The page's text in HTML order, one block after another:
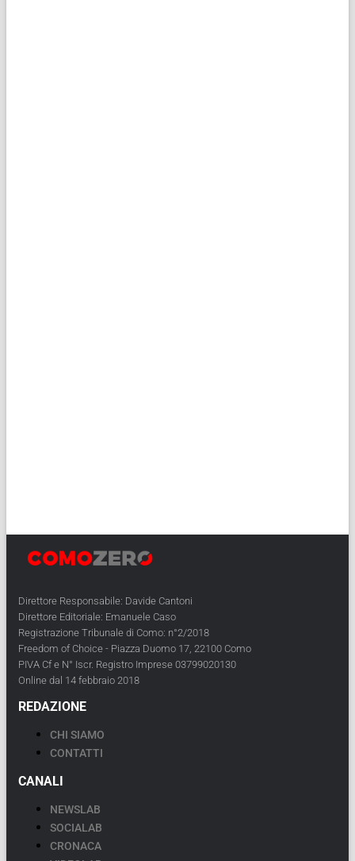
Direttore Responsabile: Davide Cantoni
Direttore Editoriale: Emanuele Caso
Registrazione Tribunale di Como: n°2/2018
Freedom of Choice - Piazza Duomo 17, 22100 Como
PIVA Cf e N° Iscr. Registro Imprese 03799020130
Online dal 14 febbraio 2018
REDAZIONE
CHI SIAMO
CONTATTI
CANALI
NEWSLAB
SOCIALAB
CRONACA